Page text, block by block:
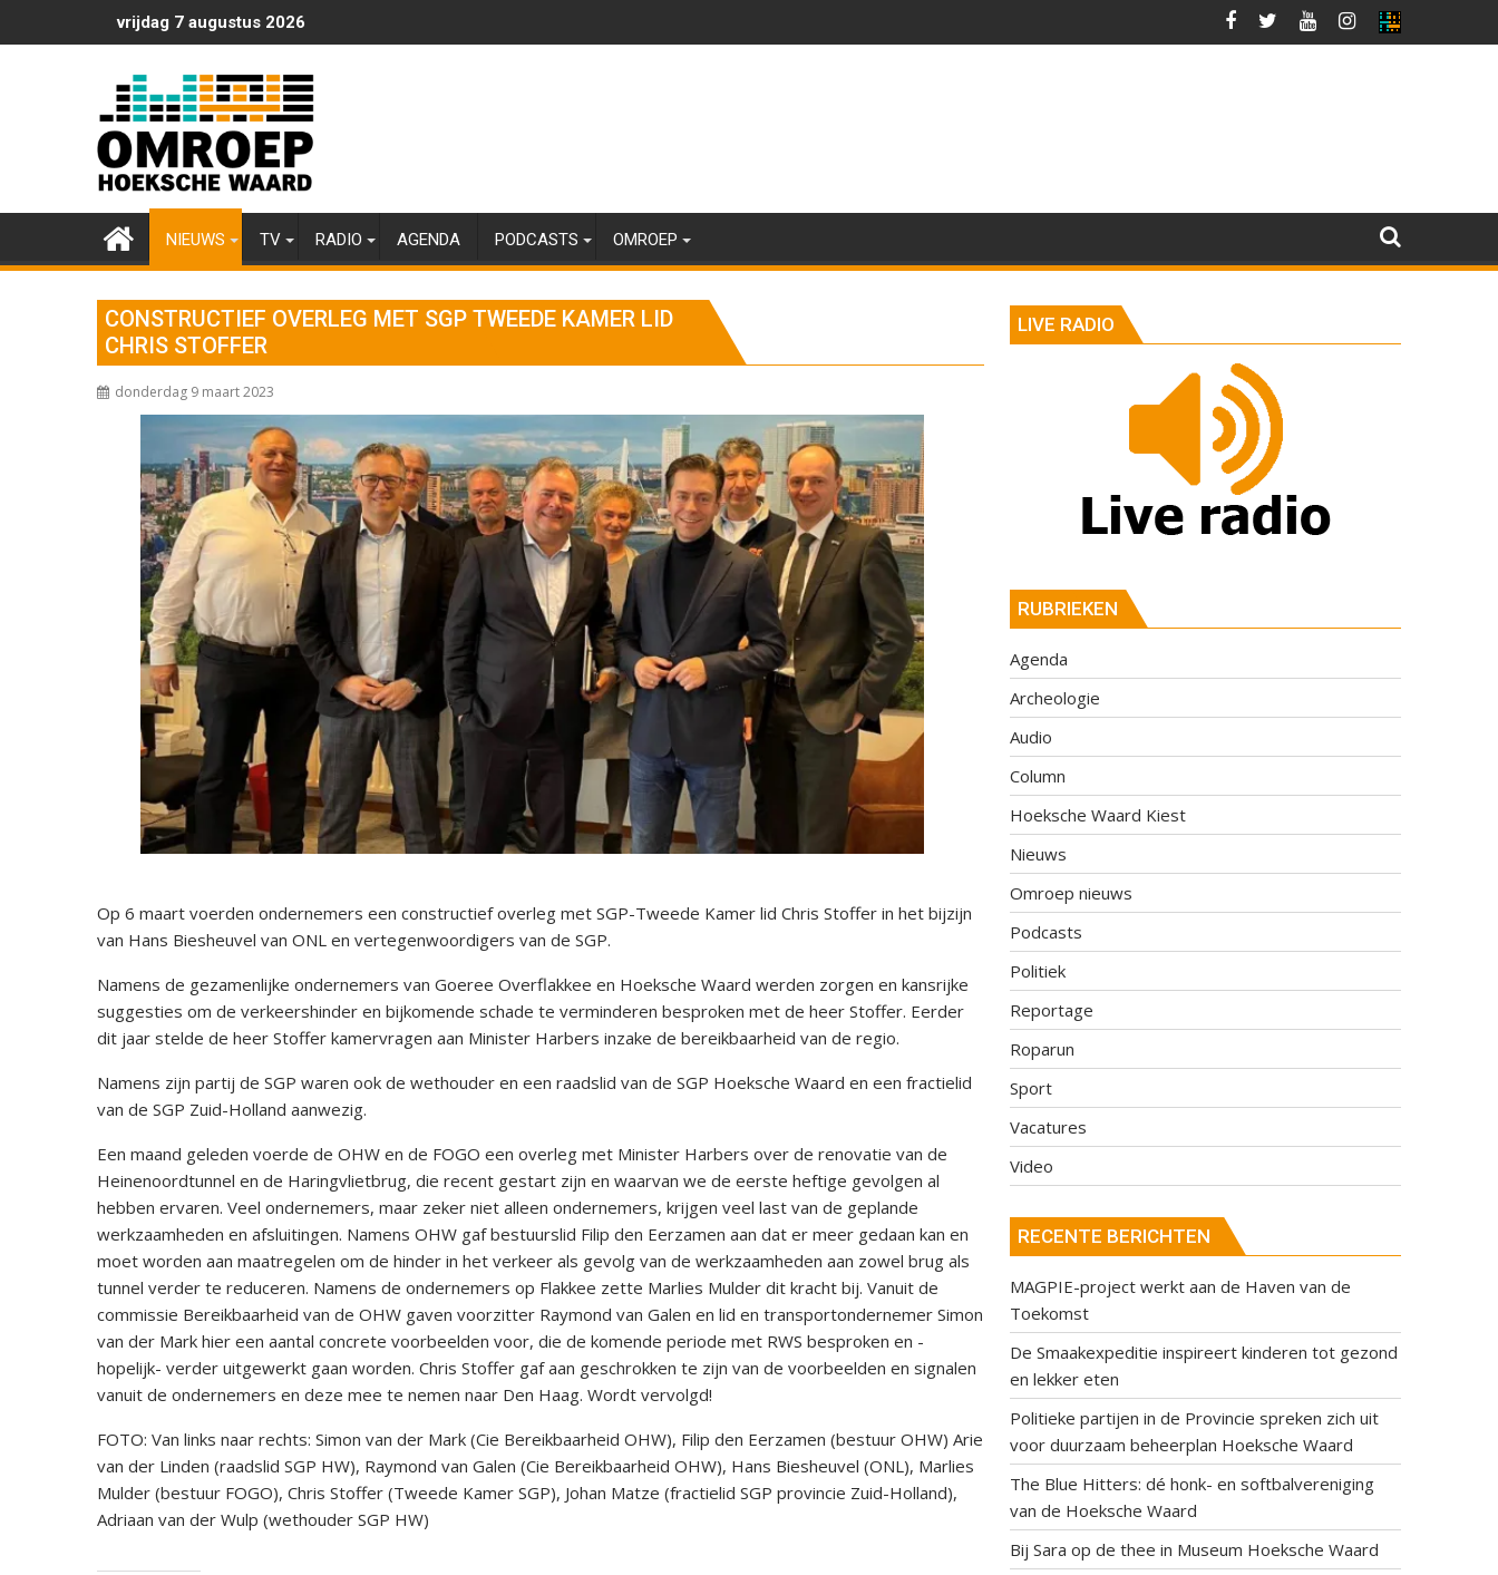
naar
vrijdag 7 augustus 2026
NIEUWS TV RADIO AGENDA PODCASTS OMROEP
CONSTRUCTIEF OVERLEG MET SGP TWEEDE KAMER LID
CHRIS STOFFER
donderdag 9 maart 2023
Op 6 maart voerden ondernemers een constructief overleg met SGP-Tweede Kamer lid Chris Stoffer in het bijzijn
van Hans Biesheuvel van ONL en vertegenwoordigers van de SGP.
Namens de gezamenlijke ondernemers van Goeree Overflakkee en Hoeksche Waard werden zorgen en kansrijke
suggesties om de verkeershinder en bijkomende schade te verminderen besproken met de heer Stoffer. Eerder
dit jaar stelde de heer Stoffer kamervragen aan Minister Harbers inzake de bereikbaarheid van de regio.
Namens zijn partij de SGP waren ook de wethouder en een raadslid van de SGP Hoeksche Waard en een fractielid
van de SGP Zuid-Holland aanwezig.
Een maand geleden voerde de OHW en de FOGO een overleg met Minister Harbers over de renovatie van de
Heinenoordtunnel en de Haringvlietbrug, die recent gestart zijn en waarvan we de eerste heftige gevolgen al
hebben ervaren. Veel ondernemers, maar zeker niet alleen ondernemers, krijgen veel last van de geplande
werkzaamheden en afsluitingen. Namens OHW gaf bestuurslid Filip den Eerzamen aan dat er meer gedaan kan en
moet worden aan maatregelen om de hinder in het verkeer als gevolg van de werkzaamheden aan zowel brug als
tunnel verder te reduceren. Namens de ondernemers op Flakkee zette Marlies Mulder dit kracht bij. Vanuit de
commissie Bereikbaarheid van de OHW gaven voorzitter Raymond van Galen en lid en transportondernemer Simon
van der Mark hier een aantal concrete voorbeelden voor, die de komende periode met RWS besproken en -
hopelijk- verder uitgewerkt gaan worden. Chris Stoffer gaf aan geschrokken te zijn van de voorbeelden en signalen
vanuit de ondernemers en deze mee te nemen naar Den Haag. Wordt vervolgd!
FOTO: Van links naar rechts: Simon van der Mark (Cie Bereikbaarheid OHW), Filip den Eerzamen (bestuur OHW) Arie
van der Linden (raadslid SGP HW), Raymond van Galen (Cie Bereikbaarheid OHW), Hans Biesheuvel (ONL), Marlies
Mulder (bestuur FOGO), Chris Stoffer (Tweede Kamer SGP), Johan Matze (fractielid SGP provincie Zuid-Holland),
Adriaan van der Wulp (wethouder SGP HW)
LIVE RADIO
RUBRIEKEN
Agenda
Archeologie
Audio
Column
Hoeksche Waard Kiest
Nieuws
Omroep nieuws
Podcasts
Politiek
Reportage
Roparun
Sport
Vacatures
Video
RECENTE BERICHTEN
MAGPIE-project werkt aan de Haven van de
Toekomst
De Smaakexpeditie inspireert kinderen tot gezond
en lekker eten
Politieke partijen in de Provincie spreken zich uit
voor duurzaam beheerplan Hoeksche Waard
The Blue Hitters: dé honk- en softbalvereniging
van de Hoeksche Waard
Bij Sara op de thee in Museum Hoeksche Waard